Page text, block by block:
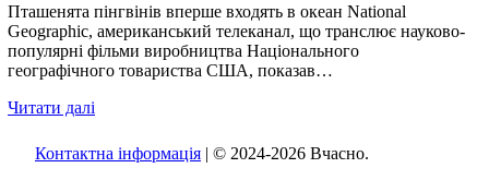
Пташенята пінгвінів вперше входять в океан National
Geographic, американський телеканал, що транслює науково-
популярні фільми виробництва Національного
географічного товариства США, показав…
Читати далі
Контактна інформація | © 2024-2026 Вчасно.